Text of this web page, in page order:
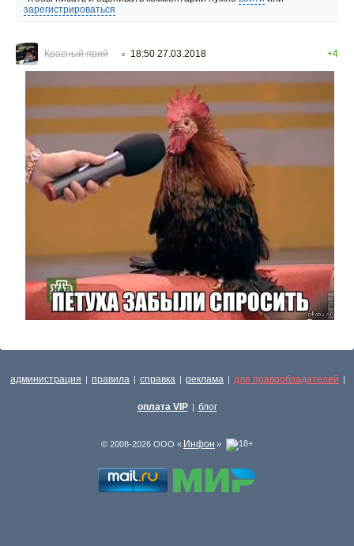
зарегистрироваться
Красный ярий ○ 18:50 27.03.2018 +4
администрация | правила | справка | реклама | для правообладателей |
оплата VIP | блог
© 2008-2026 ООО « Инфон »